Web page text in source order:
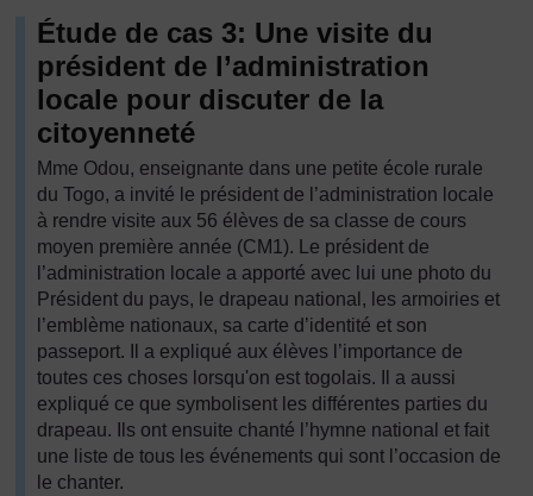
Étude de cas 3: Une visite du
président de l’administration
locale pour discuter de la
citoyenneté
Mme Odou, enseignante dans une petite école rurale
du Togo, a invité le président de l’administration locale
à rendre visite aux 56 élèves de sa classe de cours
moyen première année (CM1). Le président de
l’administration locale a apporté avec lui une photo du
Président du pays, le drapeau national, les armoiries et
l’emblème nationaux, sa carte d’identité et son
passeport. Il a expliqué aux élèves l’importance de
toutes ces choses lorsqu'on est togolais. Il a aussi
expliqué ce que symbolisent les différentes parties du
drapeau. Ils ont ensuite chanté l’hymne national et fait
une liste de tous les événements qui sont l’occasion de
le chanter.